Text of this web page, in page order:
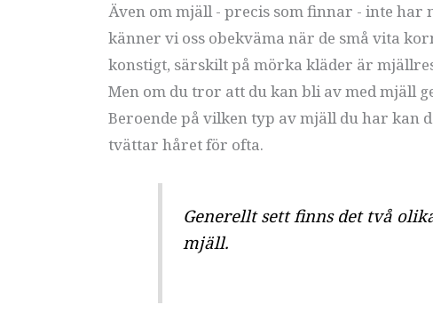
Även om mjäll - precis som finnar - inte har
känner vi oss obekväma när de små vita
konstigt, särskilt på mörka kläder är
Men om du tror att du kan bli av med mjäll
Beroende på vilken typ av mjäll du har kan
tvättar håret för ofta.
Generellt sett finns det två
mjäll.